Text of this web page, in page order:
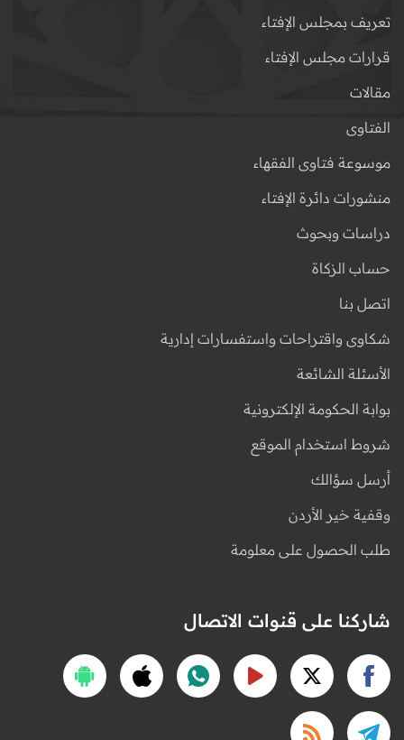
تعريف بمجلس الإفتاء
قرارات مجلس الإفتاء
مقالات
الفتاوى
موسوعة فتاوى الفقهاء
منشورات دائرة الإفتاء
دراسات وبحوث
حساب الزكاة
اتصل بنا
شكاوى واقتراحات واستفسارات إدارية
الأسئلة الشائعة
بوابة الحكومة الإلكترونية
شروط استخدام الموقع
أرسل سؤالك
وقفية خير الأردن
طلب الحصول على معلومة
شاركنا على قنوات الاتصال